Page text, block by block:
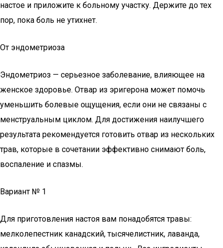
настое и приложите к больному участку. Держите до тех
пор, пока боль не утихнет.
От эндометриоза
Эндометриоз — серьезное заболевание, влияющее на
женское здоровье. Отвар из эригерона может помочь
уменьшить болевые ощущения, если они не связаны с
менструальным циклом. Для достижения наилучшего
результата рекомендуется готовить отвар из нескольких
трав, которые в сочетании эффективно снимают боль,
воспаление и спазмы.
Вариант № 1
Для приготовления настоя вам понадобятся травы:
мелколепестник канадский, тысячелистник, лаванда,